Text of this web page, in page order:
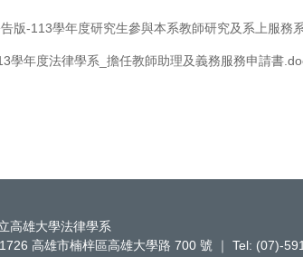
版-113學年度研究生參與本系教師研究及系上服務
學年度法律學系_擔任教師助理及義務服務申請書
高雄大學法律學系
高雄市楠梓區高雄大學路 700 號 ｜ Tel: (07)-